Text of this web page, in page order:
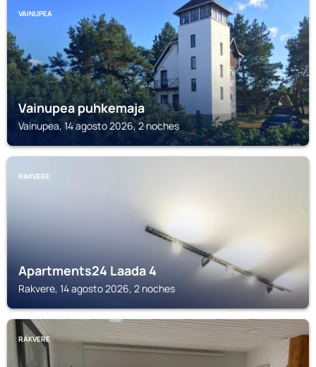
VAINUPEA
Vainupea puhkemaja
Vainupea, 14 agosto 2026, 2 noches
RAKVERE
Apartments24 Laada 4
Rakvere, 14 agosto 2026, 2 noches
RAKVERE